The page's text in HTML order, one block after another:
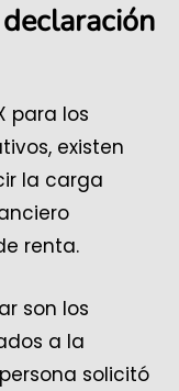
para los
existen
la carga
renta.
son los
a la
solicitó